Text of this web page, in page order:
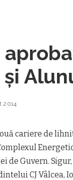
2014
cariere de
de Guvern.
CJ Vâlcea,